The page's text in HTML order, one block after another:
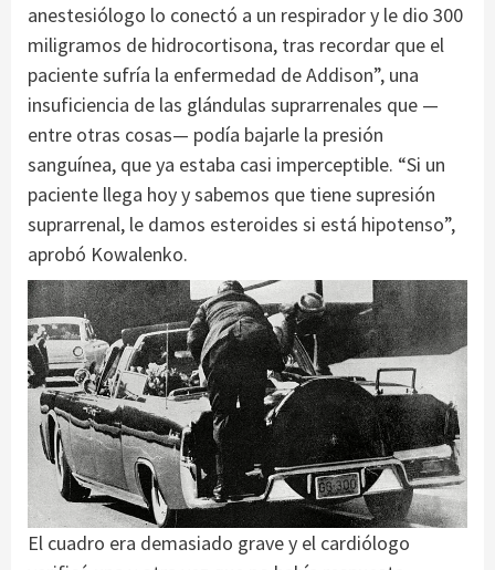
anestesiólogo lo conectó a un respirador y le dio 300
miligramos de hidrocortisona, tras recordar que el
paciente sufría la enfermedad de Addison”, una
insuficiencia de las glándulas suprarrenales que —
entre otras cosas— podía bajarle la presión
sanguínea, que ya estaba casi imperceptible. “Si un
paciente llega hoy y sabemos que tiene supresión
suprarrenal, le damos esteroides si está hipotenso”,
aprobó Kowalenko.
El cuadro era demasiado grave y el cardiólogo